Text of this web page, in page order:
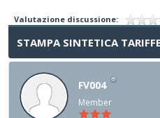
Valutazione discussione:
STAMPA SINTETICA
FV004
Member